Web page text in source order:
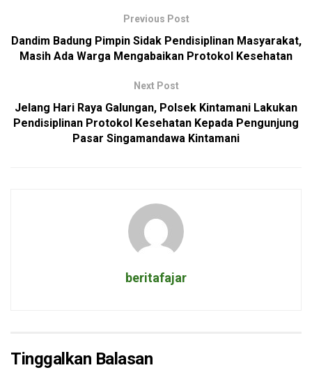
Previous Post
Dandim Badung Pimpin Sidak Pendisiplinan Masyarakat,
Masih Ada Warga Mengabaikan Protokol Kesehatan
Next Post
Jelang Hari Raya Galungan, Polsek Kintamani Lakukan
Pendisiplinan Protokol Kesehatan Kepada Pengunjung
Pasar Singamandawa Kintamani
beritafajar
Tinggalkan Balasan